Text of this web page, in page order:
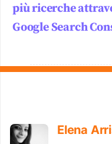
più ricerche
Google Search
Elena